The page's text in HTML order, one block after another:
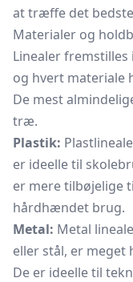
at træffe det
Materialer og
Linealer
og hvert materiale
De mest
træ.
Plastik:
er ideelle til
er mere tilbøjelige
hårdhændet brug.
Metal: Metal
eller stål, er
De er ideelle til